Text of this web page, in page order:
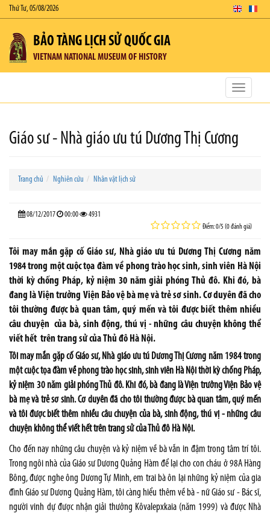
Thứ Tư, 05/08/2026
BẢO TÀNG LỊCH SỬ QUỐC GIA
VIETNAM NATIONAL MUSEUM OF HISTORY
Toggle
Giáo sư - Nhà giáo ưu tú Dương Thị Cương
Trang chủ Nghiên cứu Nhân vật lịch sử
08/12/2017 00:00 4931
Điểm: 0/5 (0 đánh giá)
Tôi may mắn gặp cố Giáo sư, Nhà giáo ưu tú Dương Thị Cương năm
1984 trong một cuộc tọa đàm về phong trào học sinh, sinh viên Hà Nội
thời kỳ chống Pháp, kỷ niệm 30 năm giải phóng Thủ đô. Khi đó, bà
đang là Viện trưởng Viện Bảo vệ bà mẹ và trẻ sơ sinh. Cơ duyên đã cho
tôi thường được bà quan tâm, quý mến và tôi được biết thêm nhiều
câu chuyện của bà, sinh động, thú vị - những câu chuyện không thể
viết hết trên trang sử của Thủ đô Hà Nội.
Tôi may mắn gặp cố Giáo sư, Nhà giáo ưu tú Dương Thị Cương năm 1984 trong
một cuộc tọa đàm về phong trào học sinh, sinh viên Hà Nội thời kỳ chống Pháp,
kỷ niệm 30 năm giải phóng Thủ đô. Khi đó, bà đang là Viện trưởng Viện Bảo vệ
bà mẹ và trẻ sơ sinh. Cơ duyên đã cho tôi thường được bà quan tâm, quý mến
và tôi được biết thêm nhiều câu chuyện của bà, sinh động, thú vị - những câu
chuyện không thể viết hết trên trang sử của Thủ đô Hà Nội.
Cho đến nay những câu chuyện và kỷ niệm về bà vẫn in đậm trong tâm trí tôi.
Trong ngôi nhà của Giáo sư Dương Quảng Hàm để lại cho con cháu ở 98A Hàng
Bông, được nghe ông Dương Tự Minh, em trai bà ôn lại những kỷ niệm của gia
đình Giáo sư Dương Quảng Hàm, tôi càng hiểu thêm về bà - nữ Giáo sư - Bác sĩ,
người vinh dự được nhận giải thưởng Kôvalepxkaia (năm 1999) và được Nhà